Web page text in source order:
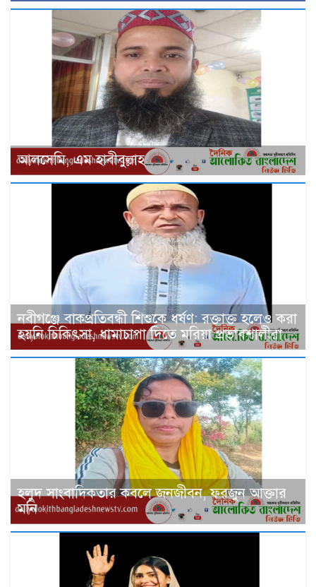
আলসেমি, এম হাবীবুল্লাহ
নবীগঞ্জে বাকপ্রতিবন্ধী শিশুকে ধর্ষণ: রক্তাক্ত হলেও করা
হয়নি চিকিৎসা, ধামাচাপা দিতে মরিয়া প্রভাবশালীরা
হলুদ সাংবাদিকতার কবলে জনজীবন, ফরজুন আক্তার
মনি